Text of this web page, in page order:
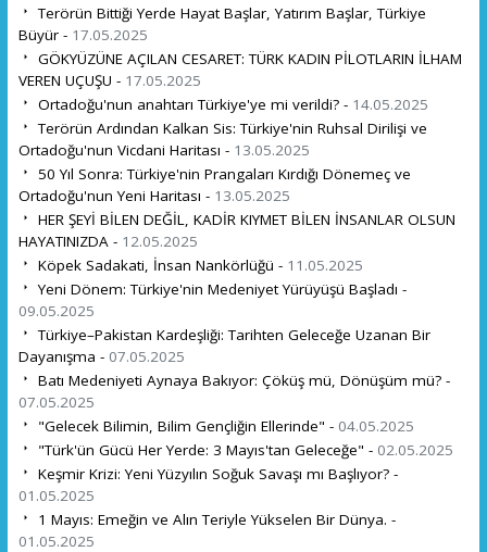
Terörün Bittiği Yerde Hayat Başlar, Yatırım Başlar, Türkiye
Büyür - 17.05.2025
GÖKYÜZÜNE AÇILAN CESARET: TÜRK KADIN PİLOTLARIN İLHAM
VEREN UÇUŞU - 17.05.2025
Ortadoğu'nun anahtarı Türkiye'ye mi verildi? - 14.05.2025
Terörün Ardından Kalkan Sis: Türkiye'nin Ruhsal Dirilişi ve
Ortadoğu'nun Vicdani Haritası - 13.05.2025
50 Yıl Sonra: Türkiye'nin Prangaları Kırdığı Dönemeç ve
Ortadoğu'nun Yeni Haritası - 13.05.2025
HER ŞEYİ BİLEN DEĞİL, KADİR KIYMET BİLEN İNSANLAR OLSUN
HAYATINIZDA - 12.05.2025
Köpek Sadakati, İnsan Nankörlüğü - 11.05.2025
Yeni Dönem: Türkiye'nin Medeniyet Yürüyüşü Başladı -
09.05.2025
Türkiye–Pakistan Kardeşliği: Tarihten Geleceğe Uzanan Bir
Dayanışma - 07.05.2025
Batı Medeniyeti Aynaya Bakıyor: Çöküş mü, Dönüşüm mü? -
07.05.2025
"Gelecek Bilimin, Bilim Gençliğin Ellerinde" - 04.05.2025
"Türk'ün Gücü Her Yerde: 3 Mayıs'tan Geleceğe" - 02.05.2025
Keşmir Krizi: Yeni Yüzyılın Soğuk Savaşı mı Başlıyor? -
01.05.2025
1 Mayıs: Emeğin ve Alın Teriyle Yükselen Bir Dünya. -
01.05.2025